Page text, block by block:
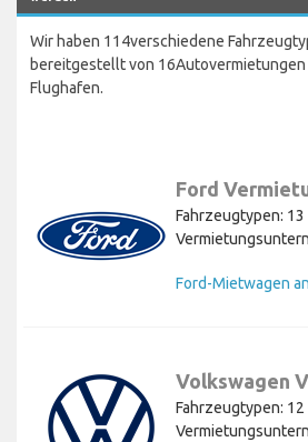
Wir haben 114verschiedene
bereitgestellt von 16Autovermietungen
Flughafen.
Ford
Fahrzeugtypen: 13
Ford-Mietwagen
Volkswagen
Fahrzeugtypen: 12